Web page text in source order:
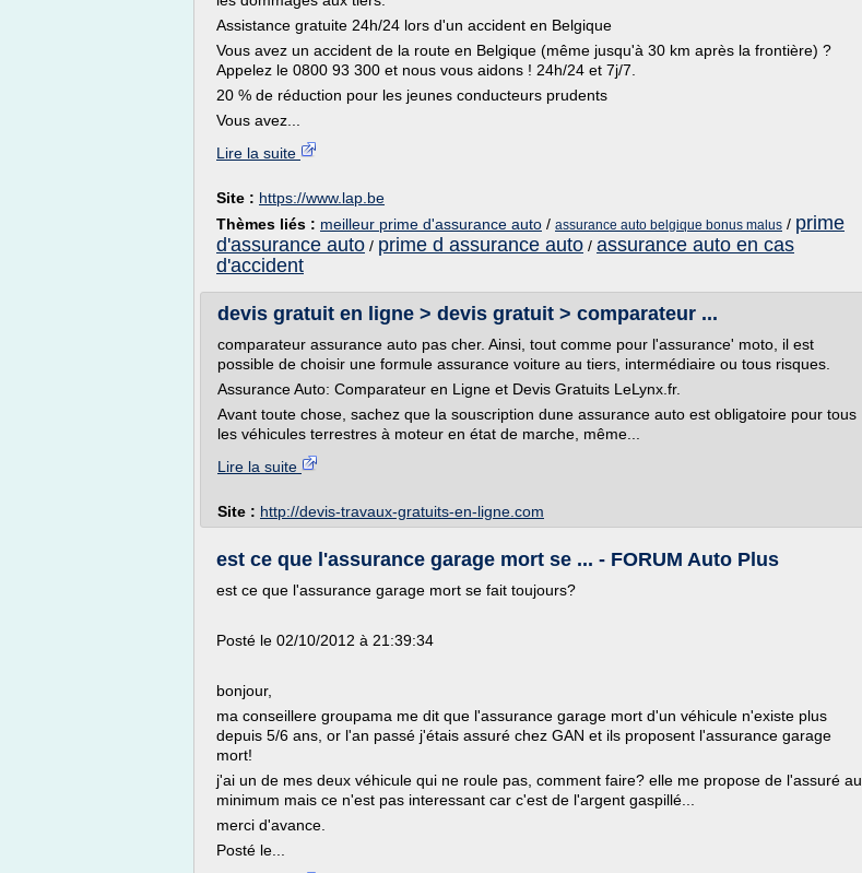
Assistance gratuite 24h/24 lors d'un accident en Belgique
Vous avez un accident de la route en Belgique (même jusqu'à 30 km après la frontière) ?
Appelez le 0800 93 300 et nous vous aidons ! 24h/24 et 7j/7.
20 % de réduction pour les jeunes conducteurs prudents
Vous avez...
Lire la suite
Site : https://www.lap.be
Thèmes liés : meilleur prime d'assurance auto / assurance auto belgique bonus malus / prime
d'assurance auto / prime d assurance auto / assurance auto en cas
d'accident
devis gratuit en ligne > devis gratuit > comparateur ...
comparateur assurance auto pas cher. Ainsi, tout comme pour l'assurance' moto, il est
possible de choisir une formule assurance voiture au tiers, intermédiaire ou tous risques.
Assurance Auto: Comparateur en Ligne et Devis Gratuits LeLynx.fr.
Avant toute chose, sachez que la souscription dune assurance auto est obligatoire pour tous
les véhicules terrestres à moteur en état de marche, même...
Lire la suite
Site : http://devis-travaux-gratuits-en-ligne.com
est ce que l'assurance garage mort se ... - FORUM Auto Plus
est ce que l'assurance garage mort se fait toujours?
Posté le 02/10/2012 à 21:39:34
bonjour,
ma conseillere groupama me dit que l'assurance garage mort d'un véhicule n'existe plus
depuis 5/6 ans, or l'an passé j'étais assuré chez GAN et ils proposent l'assurance garage
mort!
j'ai un de mes deux véhicule qui ne roule pas, comment faire? elle me propose de l'assuré au
minimum mais ce n'est pas interessant car c'est de l'argent gaspillé...
merci d'avance.
Posté le...